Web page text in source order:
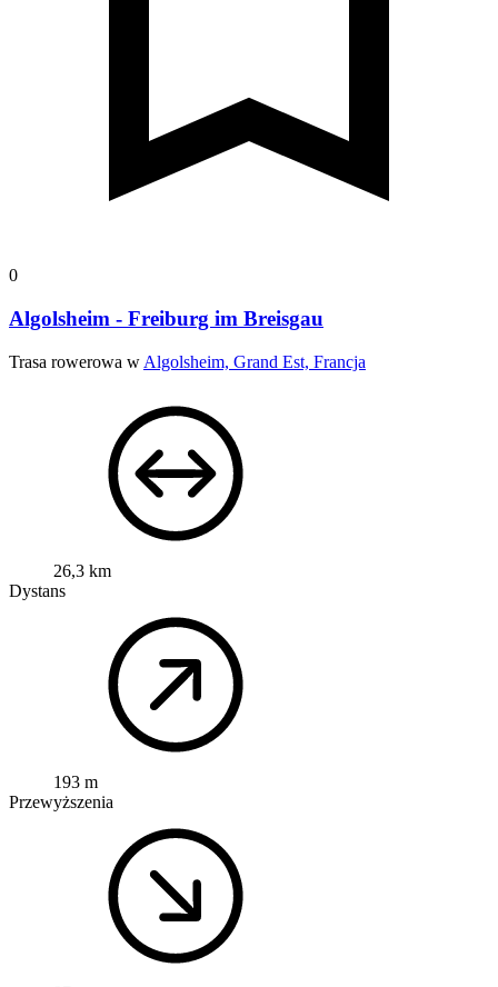
0
Algolsheim - Freiburg im Breisgau
Trasa rowerowa w Algolsheim, Grand Est, Francja
26,3 km
Dystans
193 m
Przewyższenia